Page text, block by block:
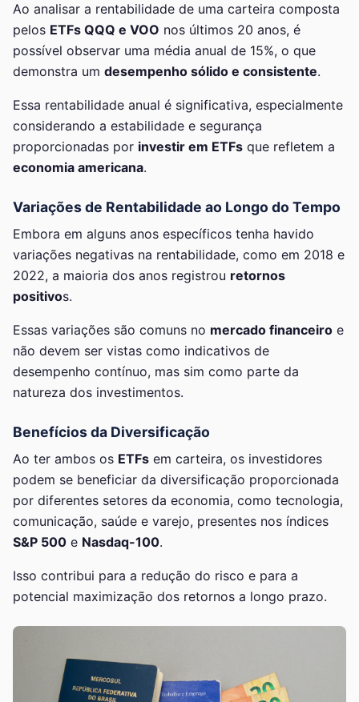
Ao analisar a rentabilidade de uma carteira composta
pelos ETFs QQQ e VOO nos últimos 20 anos, é
possível observar uma média anual de 15%, o que
demonstra um desempenho sólido e consistente.
Essa rentabilidade anual é significativa, especialmente
considerando a estabilidade e segurança
proporcionadas por investir em ETFs que refletem a
economia americana.
Variações de Rentabilidade ao Longo do Tempo
Embora em alguns anos específicos tenha havido
variações negativas na rentabilidade, como em 2018 e
2022, a maioria dos anos registrou retornos
positivos.
Essas variações são comuns no mercado financeiro e
não devem ser vistas como indicativos de
desempenho contínuo, mas sim como parte da
natureza dos investimentos.
Benefícios da Diversificação
Ao ter ambos os ETFs em carteira, os investidores
podem se beneficiar da diversificação proporcionada
por diferentes setores da economia, como tecnologia,
comunicação, saúde e varejo, presentes nos índices
S&P 500 e Nasdaq-100.
Isso contribui para a redução do risco e para a
potencial maximização dos retornos a longo prazo.